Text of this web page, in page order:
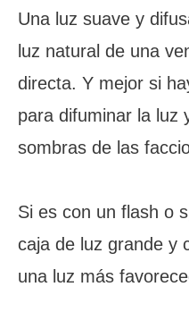
Una luz suave y
luz natural de una
directa. Y mejor si
para difuminar la luz
sombras de las
Si es con un flash o
caja de luz grande y
una luz más